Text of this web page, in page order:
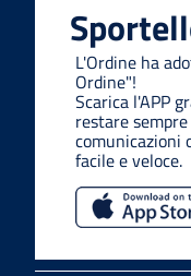
L'Ordine ha
Ordine"!
Scarica l'APP
restare
comunicazioni
facile e veloce.